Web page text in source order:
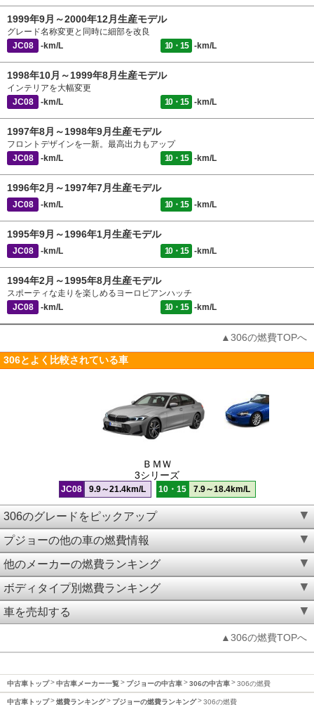
1999年9月～2000年12月生産モデル
グレード名称変更と同時に細部を改良
JC08
-km/L 10・15 -km/L
1998年10月～1999年8月生産モデル
インテリアを大幅変更
JC08
-km/L 10・15 -km/L
1997年8月～1998年9月生産モデル
フロントデザインを一新。最高出力もアップ
JC08
-km/L 10・15 -km/L
1996年2月～1997年7月生産モデル
JC08 -km/L 10・15 -km/L
1995年9月～1996年1月生産モデル
JC08 -km/L 10・15 -km/L
1994年2月～1995年8月生産モデル
スポーティな走りを楽しめるヨーロピアンハッチ
JC08
-km/L 10・15 -km/L
▲306の燃費TOPへ
306とよく比較されている車
ＢＭＷ
3シリーズ
JC08 9.9～21.4km/L 10・15 7.9～18.4km/L
306のグレードをピックアップ
プジョーの他の車の燃費情報
他のメーカーの燃費ランキング
ボディタイプ別燃費ランキング
車を売却する
▲306の燃費TOPへ
中古車トップ 中古車メーカー一覧 プジョーの中古車 306の中古車 306の燃費
中古車トップ 燃費ランキング プジョーの燃費ランキング 306の燃費